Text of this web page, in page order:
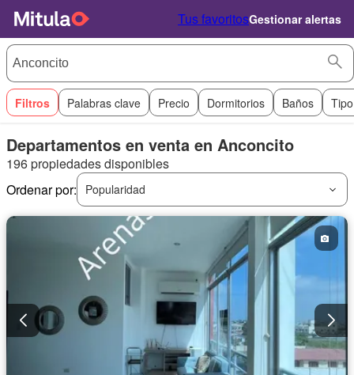
Tus favoritosGestionar alertas
Filtros Palabras clave Precio Dormitorios Baños
Departamentos en venta en Anconcito
196 propiedades disponibles
Ordenar por:
Popularidad